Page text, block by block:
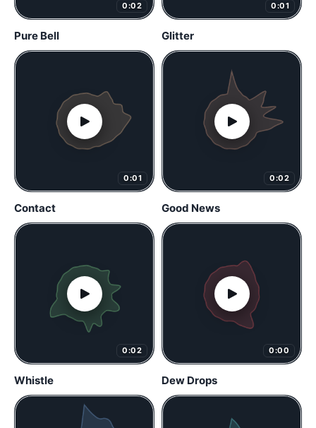
0:02
Pure Bell
0:01
Glitter
0:01
Contact
0:02
Good News
0:02
Whistle
0:00
Dew Drops